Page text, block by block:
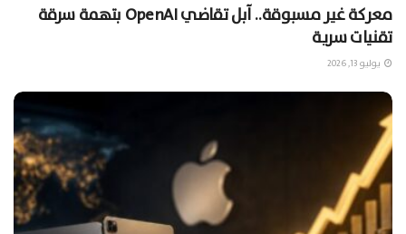
معركة غير مسبوقة.. آبل تقاضي OpenAI بتهمة سرقة
تقنيات سرية
يوليو 13, 2026